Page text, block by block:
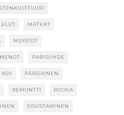
MATKAT
MUISTOT
PARISUHDE
PÄÄSIÄINEN
REMONTTI RUOKA
SISUSTAMINEN